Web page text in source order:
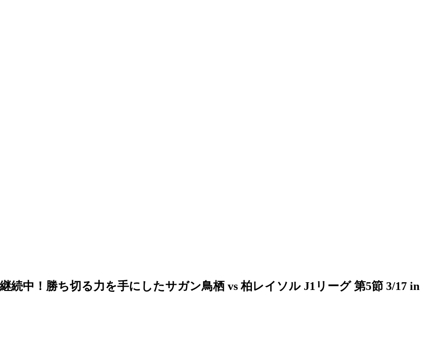
続中！勝ち切る力を手にしたサガン鳥栖 vs 柏レイソル J1リーグ 第5節 3/17 in